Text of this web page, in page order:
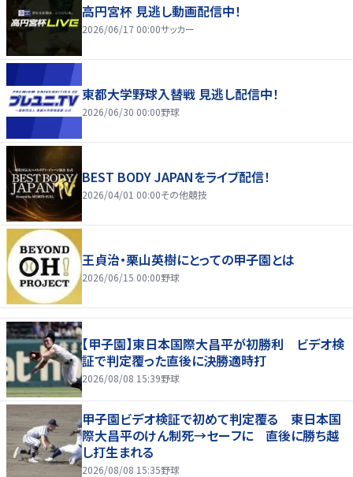
高円宮杯 見逃し動画配信中！
2026/06/17 00:00サッカー
東都大学野球入替戦 見逃し配信中！
2026/06/30 00:00野球
BEST BODY JAPANをライブ配信！
2026/04/01 00:00その他競技
王貞治・栗山英樹にとっての甲子園とは
2026/06/15 00:00野球
【甲子園】東日本国際大昌平が初勝利 ビデオ検
証で判定覆った直後に決勝適時打
2026/08/08 15:39野球
甲子園ビデオ検証で初めて判定覆る 東日本国
際大昌平のけん制死→セーフに 直後に勝ち越
し打生まれる
2026/08/08 15:35野球